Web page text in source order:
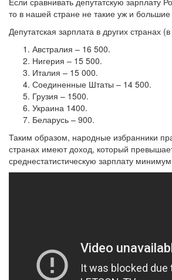
то в нашей стране не такие уж и большие
Депутатская зарплата в других странах
Австралия – 16 500.
Нигерия – 15 500.
Италия – 15 000.
Соединенные Штаты – 14 500.
Грузия – 1500.
Украина 1400.
Беларусь – 900.
Таким образом, народные избранники
странах имеют доход, который
среднестатистическую зарплату